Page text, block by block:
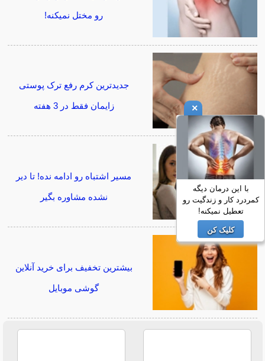
رو مختل نمیکنه!
جدیدترین کرم رفع ترک پوستی
زایمان فقط در 3 هفته
مسیر اشتباه رو ادامه نده! تا دیر
نشده مشاوره بگیر
بیشترین تخفیف برای خرید آنلاین
گوشی موبایل
×
با این درمان دیگه
کمردرد کار و زندگیت رو
تعطیل نمیکنه!
کلیک کن